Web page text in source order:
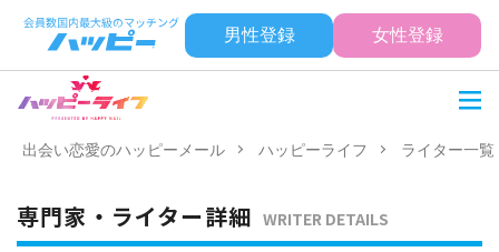
男性登録 女性登録
出会い恋愛のハッピーメール ハッピーライフ ライター一覧
専門家・ライター詳細 WRITER DETAILS